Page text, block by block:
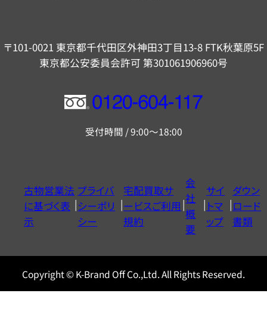
〒101-0021 東京都千代田区外神田3丁目13-8 FTK秋葉原5F
東京都公安委員会許可 第301061906960号
フ
ー
ヤ
ル
0120604117
受付時間 / 9:00～18:00
古物営業法
に基づく表
示
プライバ
シーポリ
シー
宅配買取サ
ービスご利用
規約
会
社
概
要
サイ
トマ
ップ
ダウン
ロード
書類
Copyright © K-Brand Off Co.,Ltd. All Rights Reserved.